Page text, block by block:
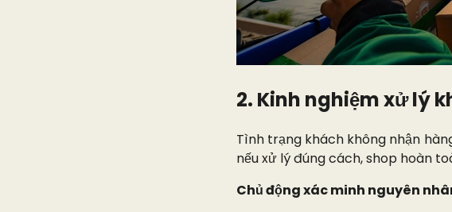
2. Kinh nghiệm xử lý
Tình trạng khách không nhận
nếu xử lý đúng cách, shop hoàn
Chủ động xác minh nguyên